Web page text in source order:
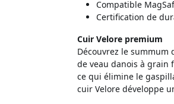
Compatible
Certification de
Cuir Velore premium
Découvrez le summum
de veau danois à grain
ce qui élimine le
cuir Velore développe